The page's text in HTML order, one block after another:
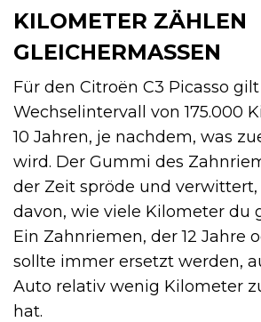
KILOMETER ZÄHLEN
GLEICHERMASSEN
Für den Citroën C3 Picasso
Wechselintervall von 175.000
10 Jahren, je nachdem, was
wird. Der Gummi des
der Zeit spröde und
davon, wie viele Kilometer du
Ein Zahnriemen, der 12 Jahre
sollte immer ersetzt werden,
Auto relativ wenig Kilometer
hat.